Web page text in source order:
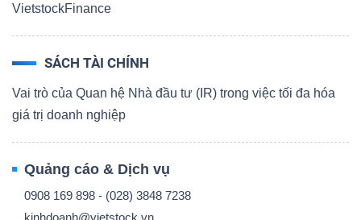
VietstockFinance
SÁCH TÀI CHÍNH
Vai trò của Quan hệ Nhà đầu tư (IR) trong việc tối đa hóa
giá trị doanh nghiệp
Quảng cáo & Dịch vụ
0908 169 898 - (028) 3848 7238
kinhdoanh@vietstock.vn